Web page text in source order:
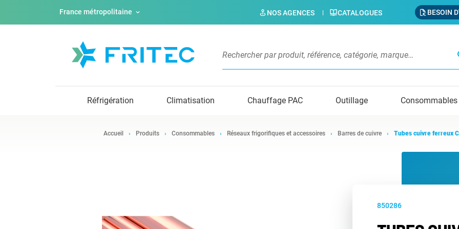
France métropolitaine NOS AGENCES CATALOGUES BESOIN
Réfrigération Climatisation Chauffage PAC Outillage Consommables
Accueil Produits Consommables Réseaux frigorifiques et accessoires Barres de cuivre Tubes cuivre ferreux
850286